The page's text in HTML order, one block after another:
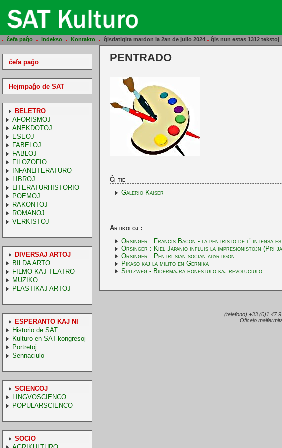
. ĉefa paĝo . indekso . Kontakto . ĝisdatigita mardon la 2an de julio 2024 . ĝis nun estas 1312 tekstoj
ĉefa paĝo
Hejmpaĝo de SAT
BELETRO
AFORISMOJ
ANEKDOTOJ
ESEOJ
FABELOJ
FABLOJ
FILOZOFIO
INFANLITERATURO
LIBROJ
LITERATURHISTORIO
POEMOJ
RAKONTOJ
ROMANOJ
VERKISTOJ
DIVERSAJ ARTOJ
BILDA ARTO
FILMO KAJ TEATRO
MUZIKO
PLASTIKAJ ARTOJ
ESPERANTO KAJ NI
Historio de SAT
Kulturo en SAT-kongresoj
Portretoj
Sennaciulo
SCIENCOJ
LINGVOSCIENCO
POPULARSCIENCO
SOCIO
PENTRADO
Ĉi tie
Galerio Kaiser
Artikoloj :
Orsinger : Francis Bacon - la pentristo de l’ intensa
Orsinger : Kiel Japanio influis la impresionistojn (Pri
Orsinger : Pentri sian socian apartigon
Pikaso kaj la milito en Gernika
Spitzweg - Bidermajra honestulo kaj revoluciulo
(telefono) +33.(0)1 47
Oficejo